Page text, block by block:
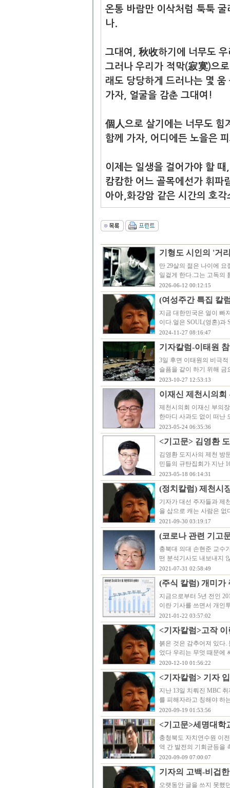
온통 바람만 이삭처럼 툭툭
나.
그대여, 秋收하기에 너무도
그러나 우리가 적막(寂寞)으
래도 당당하게 드러나는 몇 움
가자, 얼굴을 감춘 그대여!
個人으로 살기에는 너무도 힘
함께 가자, 어디에든 노을은
이제는 일생을 걸어가야 할
캄캄한 어느 골목에선가 휘파
아아,화강암 같은 시간의 호
기형도 시인의 '거
만 29살의 젊은 나이에
일겉게 한다.그는 고독의
2026-06-12 00:12:15
(여성주간 특집 칼
지금 대한민국은 얼이 빠
이다.얼은 SOUL(영혼)과
2024-11-27 08:16:47
기자칼럼-이태원
3일 후면 이태원의 비극
슬픔을 같이 하기 위해
2023-10-27 12:53:13
이재신 제천시의
제천시의회 이재신 부의
한마디 사과도 없이 떠난
2023-05-24 06:35:36
<기고문> 김영환
김영환 도지사의 제천 방
민들의 규탄집회가 지난
2023-05-18 06:14:31
(정치칼럼) 제천시
기자가 대선 주자들과 제
을 삽으로 캐는 사람은
2021-09-30 03:19:17
(코로나 관련 기고
충북대 의대 손현준 교수
떤 분석기사도 내보내지
2021-07-31 02:58:49
(주식 칼럼) 개미
지금으로부터 5년 전인
이란 기사를 쓰면서 개인
2021-01-22 03:57:02
<기자칼럼>고작
붉은 것은 감추어져 있다.
었다 우리는 무엇 때문에
2020-12-10 01:56:22
<기자칼럼> 기자
지난 13일 치뤄진 MBC
를 피해자라고 칭해야 하
2020-09-19 01:53:56
<기고문>세명대
충청북도 자치연수원 이
역 간 발전의 기회균등을
2020-09-09 07:00:07
기자의 고백-비겁
오랫동안 글을 쓰지 못했